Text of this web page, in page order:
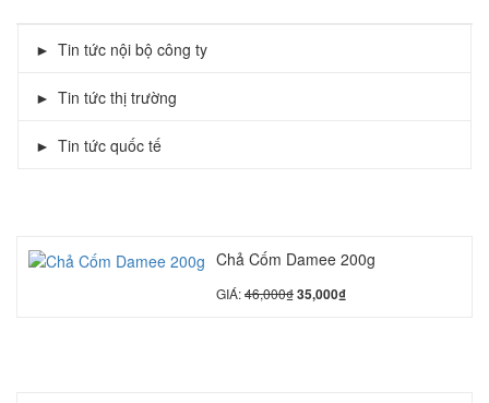
Tin tức nội bộ công ty
Tin tức thị trường
Tin tức quốc tế
Chả Cốm Damee 200g
GIÁ:46,000₫35,000₫